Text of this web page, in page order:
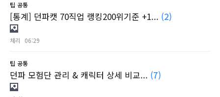
팁 공통
[통계] 던파캣 70직업 랭킹200위기준 +1... (2)
체리 06:29
팁 공통
던파 모험단 관리 & 캐릭터 상세 비교... (7)